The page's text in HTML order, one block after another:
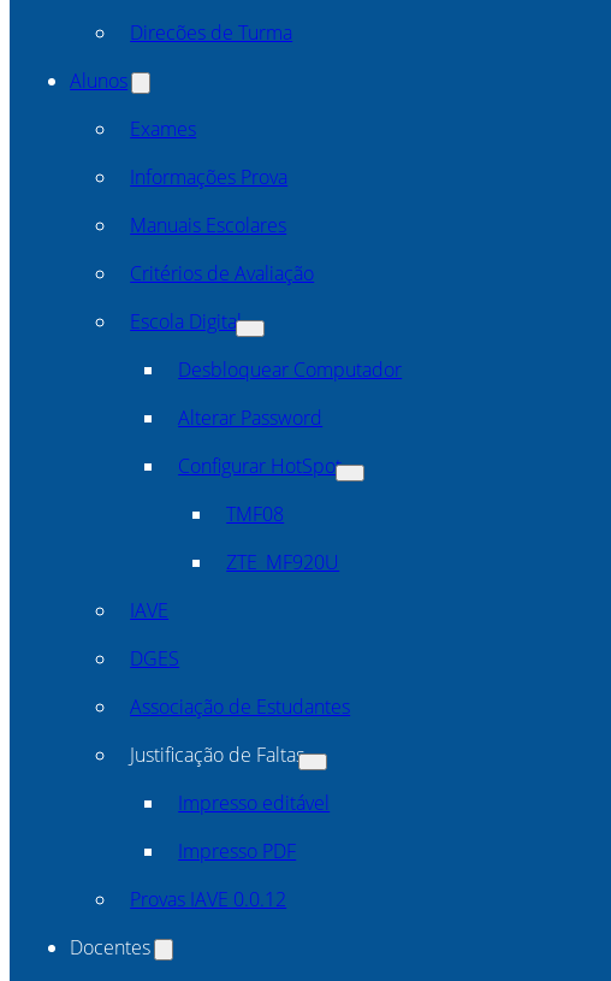
Direcões de Turma
Alunos
Exames
Informações Prova
Manuais Escolares
Critérios de Avaliação
Escola Digital
Desbloquear Computador
Alterar Password
Configurar HotSpot
TMF08
ZTE_MF920U
IAVE
DGES
Associação de Estudantes
Justificação de Faltas
Impresso editável
Impresso PDF
Provas IAVE 0.0.12
Docentes